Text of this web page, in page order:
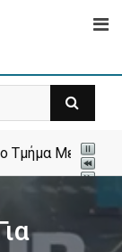
Τμήμα